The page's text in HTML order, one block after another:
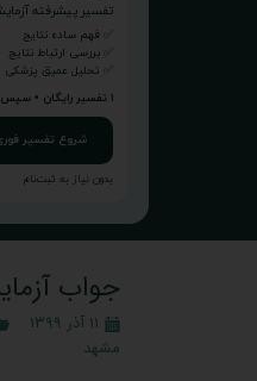
تفسیر پیشرفته
✅ فهم ساده نتایج
✅ بررسی ارتباط نتایج
✅ تحلیل عمیق پزشکی
۱ تفسیر رایگان • سپس ۳۰ تومان
شروع تفسیر
بدون نیاز به ثبت‌نام
جواب
۱۱ آذر ۱۳۹۹
مشهد